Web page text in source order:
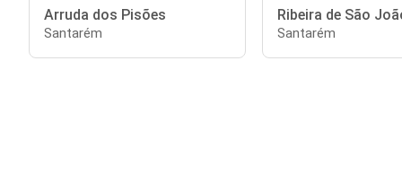
Arruda dos Pisões
Santarém
Ribeira de São
Santarém